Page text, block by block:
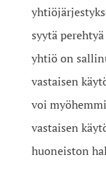
syytä
yhtiö on
vastaisen
voi
vastaisen
huoneiston